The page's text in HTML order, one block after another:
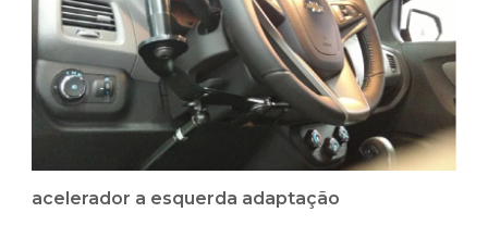
acelerador a esquerda adaptação